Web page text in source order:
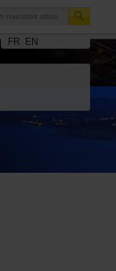
FR EN